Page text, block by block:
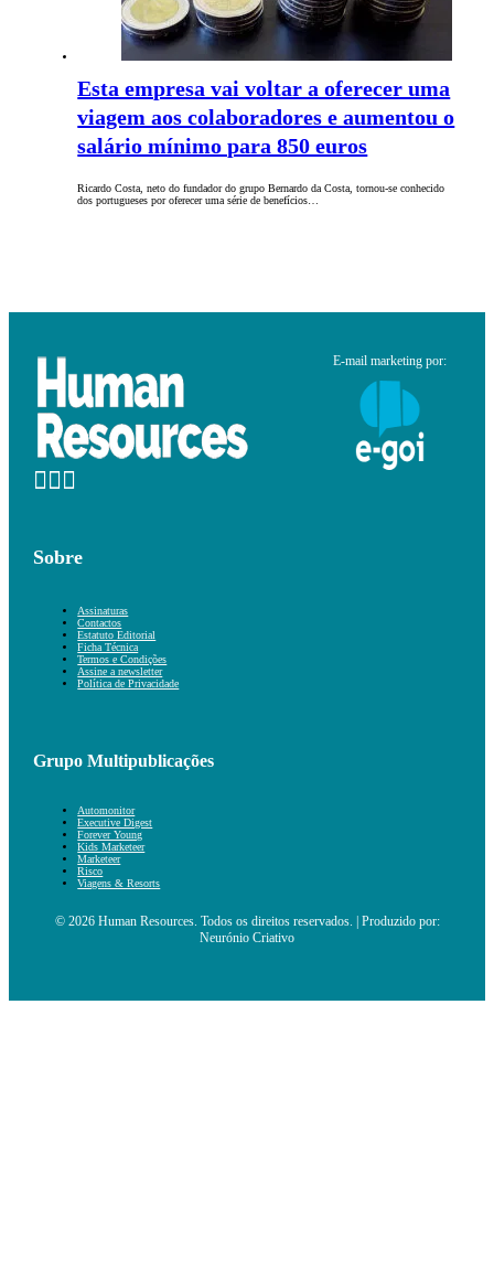
Esta empresa vai voltar a oferecer uma
viagem aos colaboradores e aumentou o
salário mínimo para 850 euros
Ricardo Costa, neto do fundador do grupo Bernardo da Costa, tornou-se conhecido
dos portugueses por oferecer uma série de benefícios…
E-mail marketing por:
Sobre
Assinaturas
Contactos
Estatuto Editorial
Ficha Técnica
Termos e Condições
Assine a newsletter
Política de Privacidade
Grupo Multipublicações
Automonitor
Executive Digest
Forever Young
Kids Marketeer
Marketeer
Risco
Viagens & Resorts
© 2026 Human Resources. Todos os direitos reservados. | Produzido por:
Neurónio Criativo